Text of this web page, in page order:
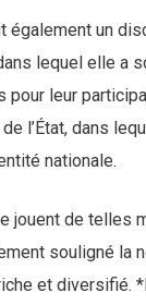
également un
lequel elle a
leur
l’État, dans
nationale.
jouent de telles
souligné la
et diversifié.